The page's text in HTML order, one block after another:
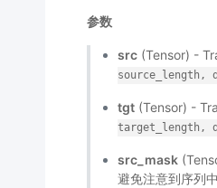
参数
src (Tensor) -
source_length,
tgt (Tensor) -
target_length,
src_mask
避免注意到序列